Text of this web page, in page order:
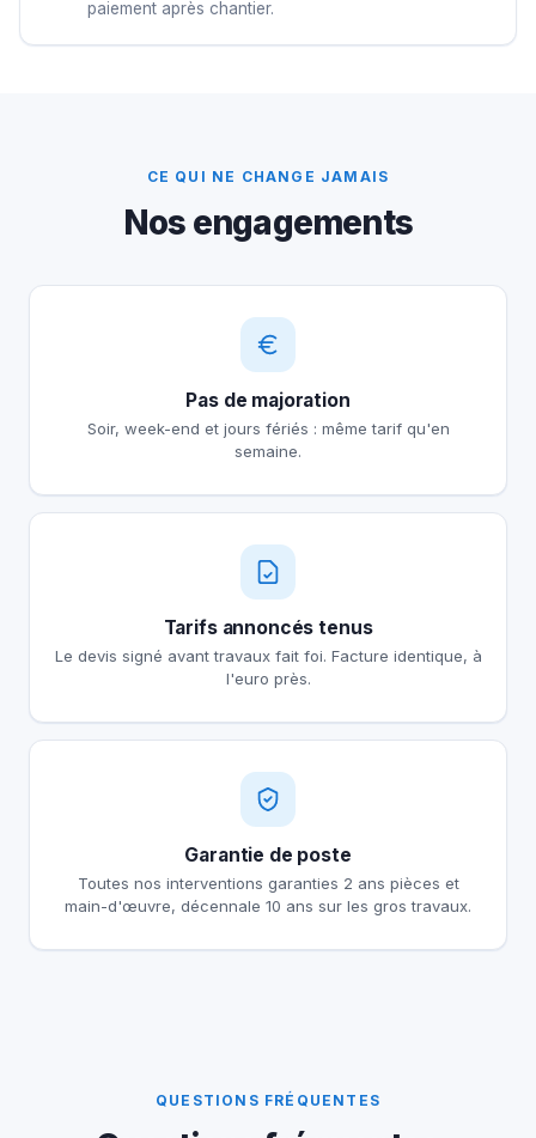
paiement après chantier.
CE QUI NE CHANGE JAMAIS
Nos engagements
Pas de majoration
Soir, week-end et jours fériés : même tarif qu'en
semaine.
Tarifs annoncés tenus
Le devis signé avant travaux fait foi. Facture identique, à
l'euro près.
Garantie de poste
Toutes nos interventions garanties 2 ans pièces et
main-d'œuvre, décennale 10 ans sur les gros travaux.
QUESTIONS FRÉQUENTES